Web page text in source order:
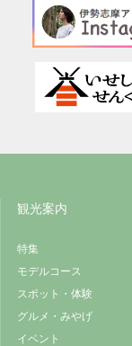
観光案内
特集
モデルコース
スポット・体験
グルメ・みやげ
イベント